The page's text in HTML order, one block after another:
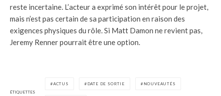
reste incertaine. L’acteur a exprimé son intérêt pour le projet,
mais n’est pas certain de sa participation en raison des
exigences physiques du rôle. Si Matt Damon ne revient pas,
Jeremy Renner pourrait être une option.
ÉTIQUETTES
ACTUS DATE DE SORTIE NOUVEAUTÉS